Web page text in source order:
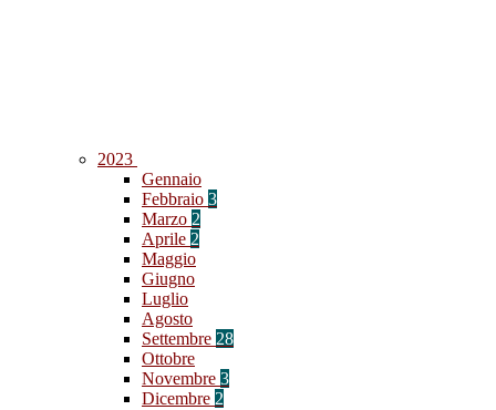
2023
Gennaio
Febbraio 3
Marzo 2
Aprile 2
Maggio
Giugno
Luglio
Agosto
Settembre 28
Ottobre
Novembre 3
Dicembre 2